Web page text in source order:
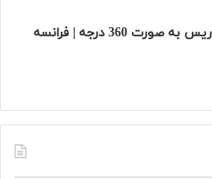
360 درجه | فرانسه